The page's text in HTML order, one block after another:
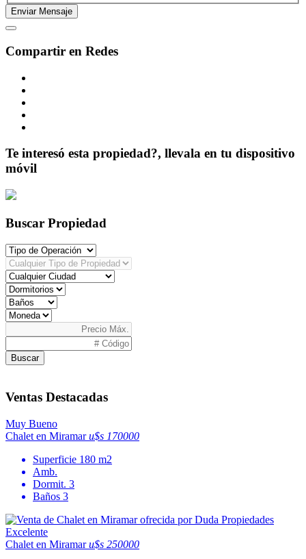
Compartir en Redes
Te interesó esta propiedad?, llevala en tu dispositivo
móvil
Buscar Propiedad
Buscar
Ventas Destacadas
Muy Bueno
Chalet en Miramaru$s 170000
Superficie 180 m2
Amb.
Dormit. 3
Baños 3
Excelente
Chalet en Miramaru$s 250000